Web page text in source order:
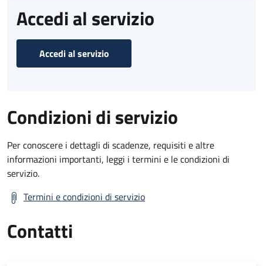
Accedi al servizio
Accedi al servizio
Condizioni di servizio
Per conoscere i dettagli di scadenze, requisiti e altre
informazioni importanti, leggi i termini e le condizioni di
servizio.
Termini e condizioni di servizio
Contatti